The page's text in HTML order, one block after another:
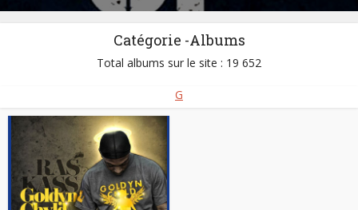
Catégorie -Albums
Total albums sur le site : 19 652
G